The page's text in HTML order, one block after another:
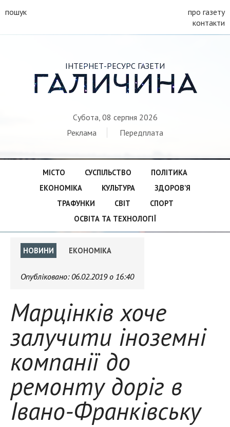
пошук
про газету
контакти
ІНТЕРНЕТ-РЕСУРС ГАЗЕТИ
ГАЛИЧИНА
Субота, 08 серпня 2026
Реклама
Передплата
МІСТО СУСПІЛЬСТВО
ПОЛІТИКА
ЕКОНОМІКА
КУЛЬТУРА
ЗДОРОВ’Я
ТРАФУНКИ
СВІТ
СПОРТ
ОСВІТА ТА ТЕХНОЛОГІЇ
НОВИНИ ЕКОНОМІКА
Опубліковано: 06.02.2019 о 16:40
Марцінків хоче
залучити іноземні
компанії до
ремонту доріг в
Івано-Франківську